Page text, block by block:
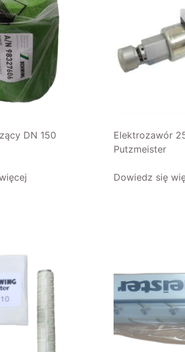
DN 150
Elektrozawór
Putzmeister
Dowiedz się